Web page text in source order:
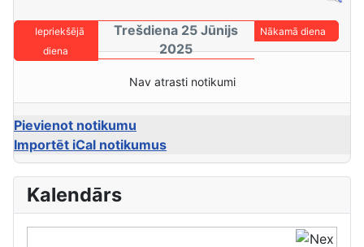
Iepriekšējā
diena
Trešdiena 25 Jūnijs
2025
Nākamā diena
Nav atrasti notikumi
Pievienot notikumu
Importēt iCal notikumus
Kalendārs